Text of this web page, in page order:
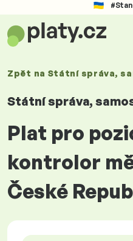
Zpět na Státní správa,
Státní správa,
Plat pro
kontrolor
České